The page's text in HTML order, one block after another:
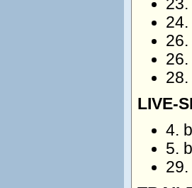
LIVE-
4.
5.